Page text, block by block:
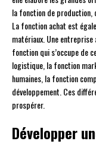
la fonction de production,
La fonction achat est
matériaux. Une
fonction qui s’occupe de
logistique, la fonction
humaines, la fonction
développement. Ces
prospérer.
Développer